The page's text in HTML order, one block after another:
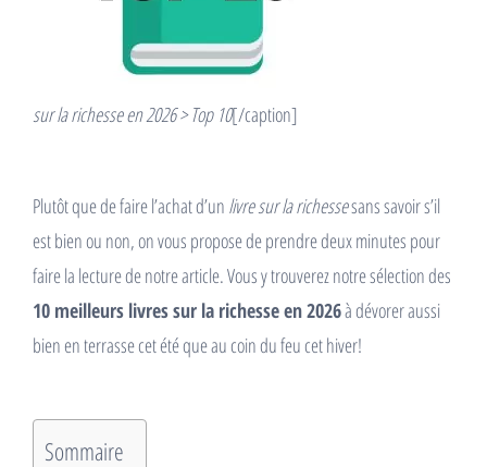
sur la richesse en 2026 > Top 10[/caption]
Plutôt que de faire l’achat d’un livre sur la richessesans savoir s’il
est bien ou non, on vous propose de prendre deux minutes pour
faire la lecture de notre article. Vous y trouverez notre sélection des
10 meilleurs livres sur la richesse en 2026à dévorer aussi
bien en terrasse cet été que au coin du feu cet hiver!
Sommaire